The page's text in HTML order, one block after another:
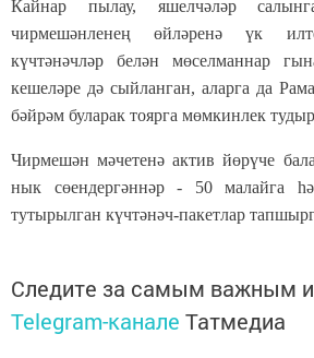
Кайнар пылау, яшелчәләр
чирмешәнленең өйләренә үк
күчтәнәчләр белән мөселманнар
кешеләре дә сыйланган, аларга да
бәйрәм буларак тоярга мөмкинлек
Чирмешән мәчетенә актив йөрүче
нык сөендергәннәр - 50 малайга
тутырылган күчтәнәч-пакетлар
Следите за самым важным
Telegram-канале Татмедиа